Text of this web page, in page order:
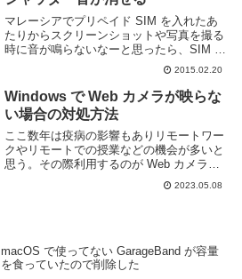
マレーシアでプリペイド SIM を入れたあ
たりからスクリーンショットや写真を撮る
時に音が鳴らないなーと思ったら、SIM に
よって音を出すか否かを制御しているよう
だった。もちろん本体の音量を調節すれば
ちゃんと音が鳴るが、自分は常にマナーモ
ード...
2015.02.20
Windows で Web カメラが映らな
い場合の対処方法
ここ数年は疫病の影響もありリモートワー
クやリモートでの授業などの機会が多いと
思う。その際利用するのが Web カメラ
だ。カメラを利用すれば遠隔地でも顔を見
ながら会話することができるのだが、偶に
2023.05.08
macOS で使ってない GarageBand が容量
を食っていたので削除した